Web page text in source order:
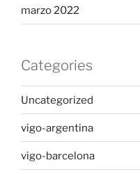
marzo 2022
Categories
Uncategorized
vigo-argentina
vigo-barcelona